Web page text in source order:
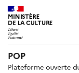
MINISTÈRE
DE LA CULTURE
POP
Plateforme ouverte